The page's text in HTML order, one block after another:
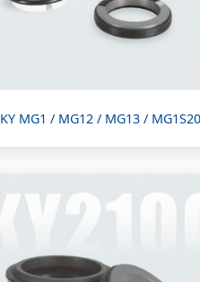
KY MG1 / MG12 / MG13 / MG1S20